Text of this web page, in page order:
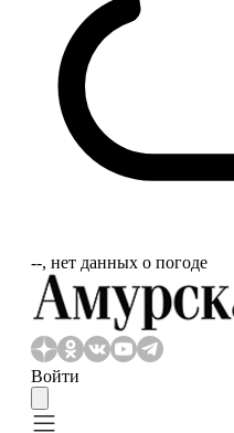
‐‐, нет данных о погоде
Войти